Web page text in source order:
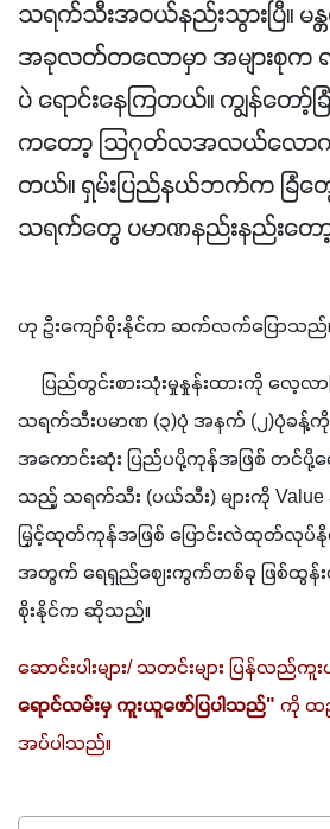
သရက်သီးအဝယ်နည်းသွားပြီ။ မ
အခုလတ်တလောမှာ အများစု
ပဲ ရောင်းနေကြတယ်။ ကျွန်တော့်
ကတော့ သြဂုတ်လအလယ်လောက်
တယ်။ ရှမ်းပြည်နယ်ဘက်က ခြံတွ
သရက်တွေ ပမာဏနည်းနည်းတေ
ဟု ဦးကျော်စိုးနိုင်က ဆက်လက်ပြောသည်
ပြည်တွင်းစားသုံးမှုနှုန်းထားကို လေ့
သရက်သီးပမာဏ (၃)ပုံ အနက် (၂)ပုံခ
အကောင်းဆုံး ပြည်ပပို့ကုန်အဖြစ် တင်ပို့ရော
သည့် သရက်သီး (ပယ်သီး) များကို Value
မြှင့်ထုတ်ကုန်အဖြစ် ပြောင်းလဲထုတ်လု
အတွက် ရေရှည်ဈေးကွက်တစ်ခု ဖြစ်ထွန်းလ
စိုးနိုင်က ဆိုသည်။
ဆောင်းပါးများ/ သတင်းများ ပြန်လည်ကူ
ရောင်လမ်းမှ ကူးယူဖော်ပြပါသည်" ကို ထည့်
အပ်ပါသည်။